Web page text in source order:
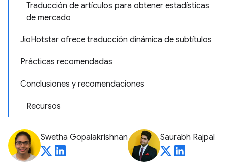
Traducción de artículos para obtener estadísticas
de mercado
JioHotstar ofrece traducción dinámica de subtítulos
Prácticas recomendadas
Conclusiones y recomendaciones
Recursos
Swetha Gopalakrishnan Saurabh Rajpal